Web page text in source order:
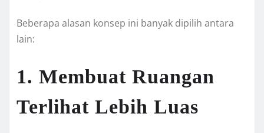
Beberapa alasan konsep ini banyak dipilih antara
lain:
1. Membuat Ruangan
Terlihat Lebih Luas